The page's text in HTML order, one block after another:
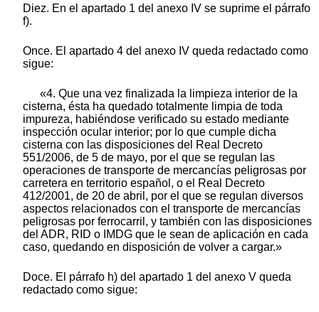
Diez. En el apartado 1 del anexo IV se suprime el párrafo
f).
Once. El apartado 4 del anexo IV queda redactado como
sigue:
«4. Que una vez finalizada la limpieza interior de la
cisterna, ésta ha quedado totalmente limpia de toda
impureza, habiéndose verificado su estado mediante
inspección ocular interior; por lo que cumple dicha
cisterna con las disposiciones del Real Decreto
551/2006, de 5 de mayo, por el que se regulan las
operaciones de transporte de mercancías peligrosas por
carretera en territorio español, o el Real Decreto
412/2001, de 20 de abril, por el que se regulan diversos
aspectos relacionados con el transporte de mercancías
peligrosas por ferrocarril, y también con las disposiciones
del ADR, RID o IMDG que le sean de aplicación en cada
caso, quedando en disposición de volver a cargar.»
Doce. El párrafo h) del apartado 1 del anexo V queda
redactado como sigue: